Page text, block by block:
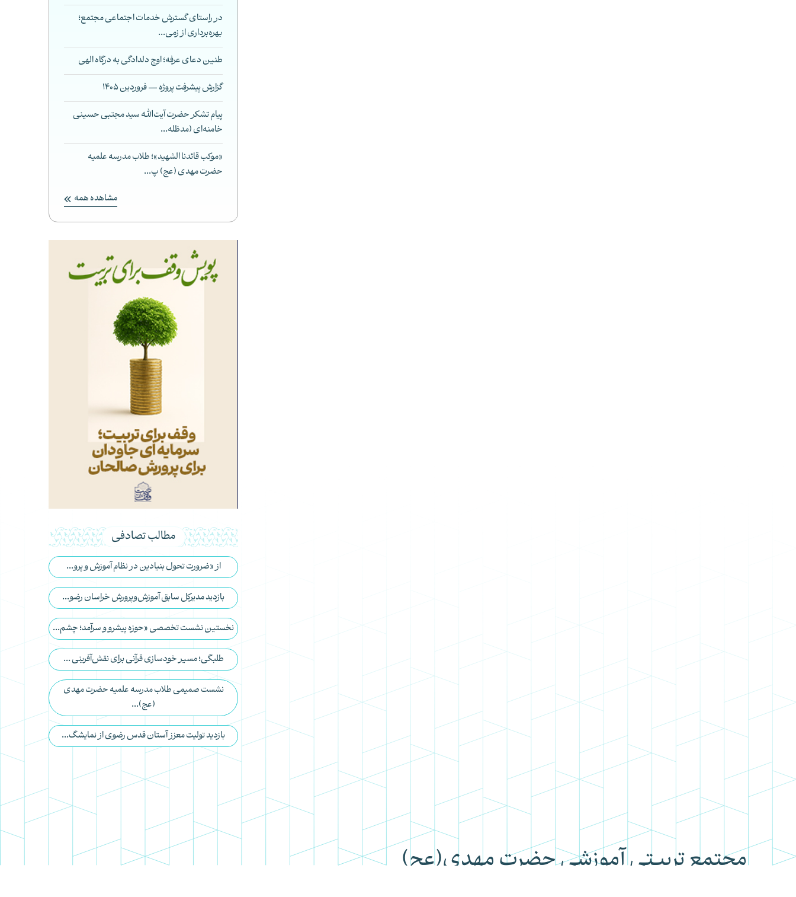
در راستای گسترش خدمات اجتماعی مجتمع؛
بهره‌برداری از زمی...
طنین دعای عرفه؛ اوج دلدادگی به درگاه الهی
گزارش پیشرفت پروژه — فروردین 1405
پیام تشکر حضرت آیت‌الله سید مجتبی حسینی
خامنه‌ای (مدظله...
«موکب قائدنا الشهید»؛ طلاب مدرسه علمیه
حضرت مهدی (عج) پ...
مشاهده همه
مطالب تصادفی
از «ضرورت تحول بنیادین در نظام آموزش و پرو...
بازدید مدیرکل سابق آموزش‌وپرورش خراسان رضو...
نخستین نشست تخصصی «حوزه پیشرو و سرآمد؛ چشم...
طلبگی؛ مسیر خودسازی قرآنی برای نقش‌آفرینی ...
نشست صمیمی طلاب مدرسه علمیه حضرت مهدی
(عج)...
بازدید تولیت معزز آستان قدس رضوی از نمایشگ...
مجتمع تربیتی آموزشی حضرت مهدی(عج)